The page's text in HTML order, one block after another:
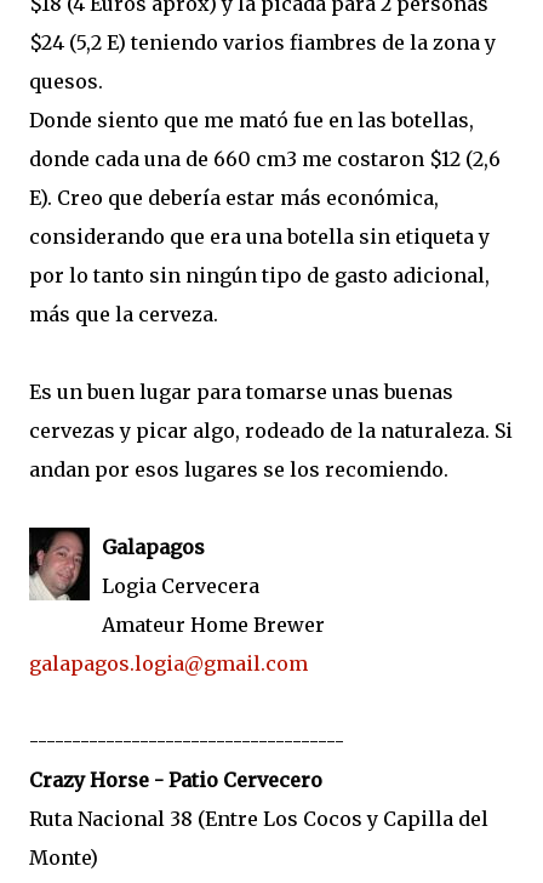
$24 (5,2 E) teniendo varios fiambres de la zona y
quesos.
Donde siento que me mató fue en las botellas,
donde cada una de 660 cm3 me costaron $12 (2,6
E). Creo que debería estar más económica,
considerando que era una botella sin etiqueta y
por lo tanto sin ningún tipo de gasto adicional,
más que la cerveza.
Es un buen lugar para tomarse unas buenas
cervezas y picar algo, rodeado de la naturaleza. Si
andan por esos lugares se los recomiendo.
Galapagos
Logia Cervecera
Amateur Home Brewer
galapagos.logia@gmail.com
-------------------------------------
Crazy Horse - Patio Cervecero
Ruta Nacional 38 (Entre Los Cocos y Capilla del
Monte)